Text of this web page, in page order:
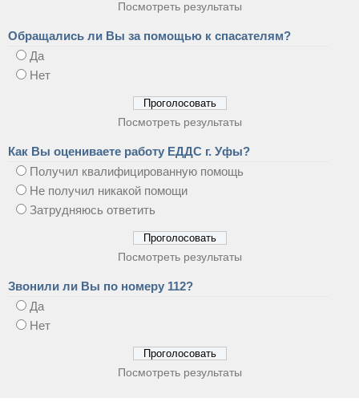
Посмотреть результаты
Обращались ли Вы за помощью к спасателям?
Да
Нет
Посмотреть результаты
Как Вы оцениваете работу ЕДДС г. Уфы?
Получил квалифицированную помощь
Не получил никакой помощи
Затрудняюсь ответить
Посмотреть результаты
Звонили ли Вы по номеру 112?
Да
Нет
Посмотреть результаты